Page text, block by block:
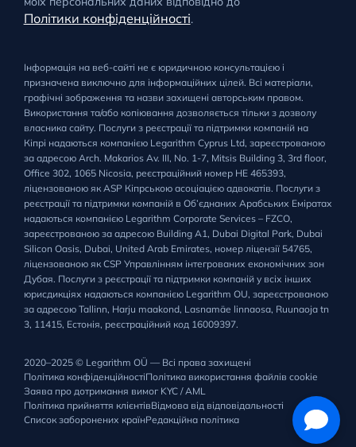
Політики конфіденційності.
Інформація на веб-сайті не є юридичною консультацією і
призначена виключно для інформаційних цілей. Всі матеріали,
графічні зображення та назви захищені авторським правом.
Використання та/або копіювання дозволяється тільки з дозволу
власника сайту. Послуги з реєстрації та підтримки компаній на
Кіпрі надаються компанією Legarithm Cyprus Ltd, зареєстрованою
за адресою Arch. Makarios Av. III, No. 1-7, Mitsis Building 3, 3rd floor,
Office 302, 1065 Nicosia, реєстраційний номер HE 465393,
ліцензованою як ASP Кіпрською асоціацією адвокатів. Послуги з
реєстрації та підтримки компаній в Об’єднаних Арабських Еміратах
надаються компанією Legarithm Corporate Services – FZCO,
зареєстрованою за адресою Building A1, Dubai Digital Park, Dubai
Silicon Oasis, Dubai, United Arab Emirates, номер ліцензії 54765,
ліцензованою як CSP Управлінням інтегрованих економічних зон
Дубая. Послуги з реєстрації та підтримки компаній у всіх інших
юрисдикціях надаються компанією Legarithm OU, зареєстрованою
за адресою Tallinn, Harju maakond, Lasnamäe linnaosa, Ruunaoja tn
3, 11415, Естонія, реєстраційний код 16009397.
2020–2025 © Legarithm OÜ — Всі права захищені
Політика конфіденційностіПолітика використання файлів cookie
Заява про дотримання вимог KYC / AML
Політика прийняття клієнтівВідмова від відповідальності
Список заборонених країнРедакційна політика